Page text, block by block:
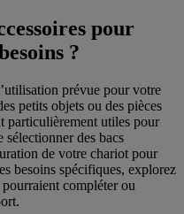
pour
?
prévue pour votre
petits objets ou des pièces
particulièrement utiles pour
sélectionner des bacs
de votre chariot pour
besoins spécifiques, explorez
compléter ou